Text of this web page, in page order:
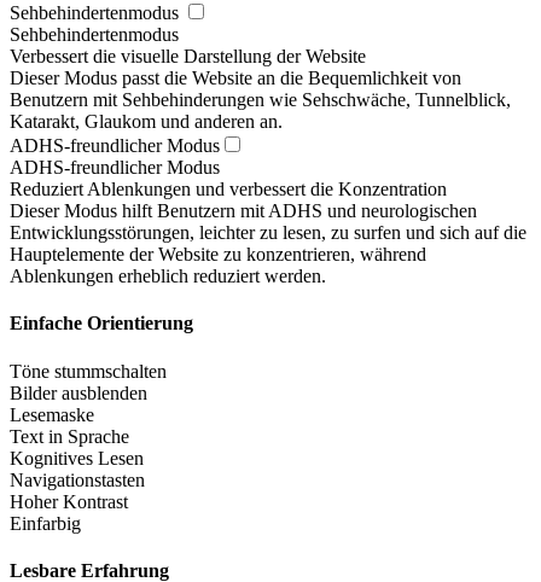
Sehbehindertenmodus
Sehbehindertenmodus
Verbessert die visuelle Darstellung der Website
Dieser Modus passt die Website an die Bequemlichkeit von
Benutzern mit Sehbehinderungen wie Sehschwäche, Tunnelblick,
Katarakt, Glaukom und anderen an.
ADHS-freundlicher Modus
ADHS-freundlicher Modus
Reduziert Ablenkungen und verbessert die Konzentration
Dieser Modus hilft Benutzern mit ADHS und neurologischen
Entwicklungsstörungen, leichter zu lesen, zu surfen und sich auf die
Hauptelemente der Website zu konzentrieren, während
Ablenkungen erheblich reduziert werden.
Einfache Orientierung
Töne stummschalten
Bilder ausblenden
Lesemaske
Text in Sprache
Kognitives Lesen
Navigationstasten
Hoher Kontrast
Einfarbig
Lesbare Erfahrung